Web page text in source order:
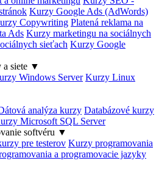
Kurzy Google Ads (AdWords)
Copywriting Platená reklama na
Ads Kurzy marketingu na sociálnych
sieťach Kurzy Google
a siete ▼
Windows Server Kurzy Linux
analýza kurzy Databázové kurzy
Microsoft SQL Server
softvéru ▼
pre testerov Kurzy programovania
a programovacie jazyky